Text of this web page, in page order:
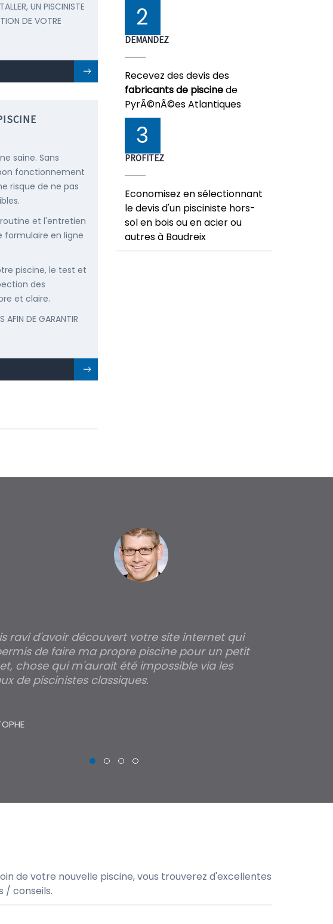
UN PISCINISTE
DE VOTRE
saine. Sans
fonctionnement
risque de ne pas
et l'entretien
formulaire en ligne
piscine, le test et
des
et claire.
AFIN DE GARANTIR
2
DEMANDEZ
Recevez des devis des
fabricants de piscinede
PyrÃ©nÃ©es Atlantiques
3
PROFITEZ
Economisez en sélectionnant
le devis d'un pisciniste hors-
sol en bois ou en acier ou
autres à Baudreix
ravi d'avoir découvert votre site internet qui
de faire ma propre piscine pour un petit
chose qui m'aurait été impossible via les
de piscinistes classiques.
de votre nouvelle piscine, vous trouverez d'excellentes
/ conseils.